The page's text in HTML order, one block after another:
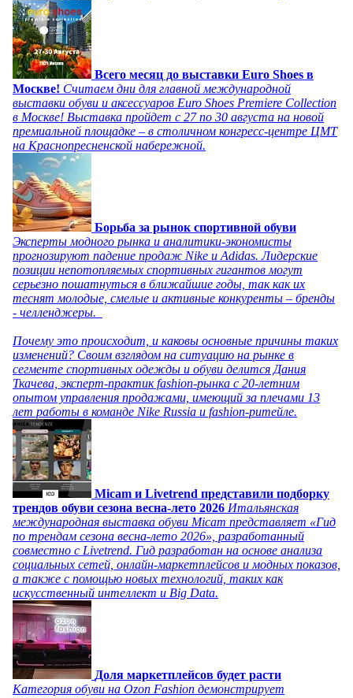
Всего месяц до выставки Euro Shoes в
Москве! Считаем дни для главной международной
выставки обуви и аксессуаров Euro Shoes Premiere Collection
в Москве! Выставка пройдет с 27 по 30 августа на новой
премиальной площадке – в столичном конгресс-центре ЦМТ
на Краснопресненской набережной.
Борьба за рынок спортивной обуви
Эксперты модного рынка и аналитики-экономисты
прогнозируют падение продаж Nike и Adidas. Лидерские
позиции непотопляемых спортивных гигантов могут
серьезно пошатнуться в ближайшие годы, так как их
теснят молодые, смелые и активные конкуренты – бренды
- челленджеры.
Почему это происходит, и каковы основные причины таких
изменений? Своим взглядом на ситуацию на рынке в
сегменте спортивных одежды и обуви делится Дания
Ткачева, эксперт-практик fashion-рынка с 20-летним
опытом управления продажами, имеющий за плечами 13
лет работы в команде Nike Russia и fashion-ритейле.
Micam и Livetrend представили подборку
трендов обуви сезона весна-лето 2026 Итальянская
международная выставка обуви Micam представляет «Гид
по трендам сезона весна-лето 2026», разработанный
совместно с Livetrend. Гид разработан на основе анализа
социальных сетей, онлайн-маркетплейсов и модных показов,
а также с помощью новых технологий, таких как
искусственный интеллект и Big Data.
Доля маркетплейсов будет расти
Категория обуви на Ozon Fashion демонстрирует